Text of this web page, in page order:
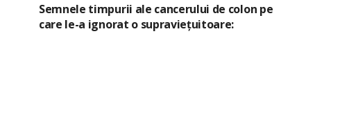
Semnele timpurii ale cancerului de colon pe
care le-a ignorat o supraviețuitoare: